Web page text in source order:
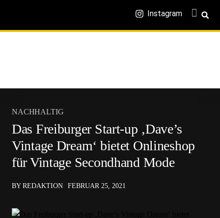
Instagram
NACHHALTIG
Das Freiburger Start-up ‚Dave’s
Vintage Dream‘ bietet Onlineshop
für Vintage Secondhand Mode
BY REDAKTION FEBRUAR 25, 2021